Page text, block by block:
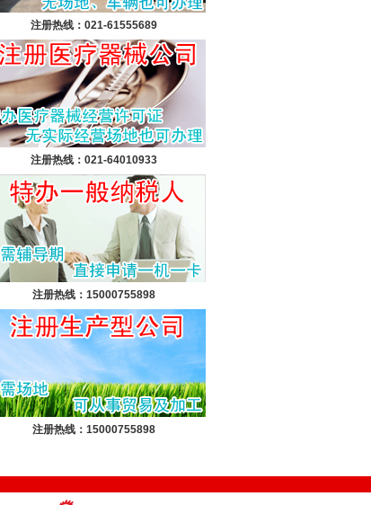
注册热线：021-61555689
注册热线：021-64010933
注册热线：15000755898
注册热线：15000755898